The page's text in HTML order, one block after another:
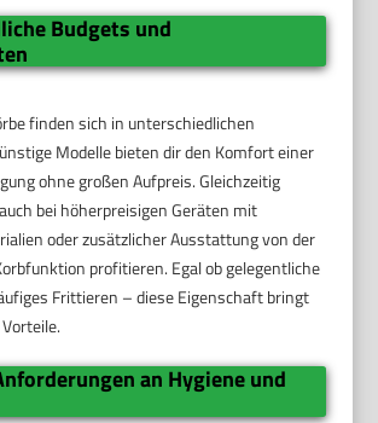
Budgets und
finden sich in unterschiedlichen
Modelle bieten dir den Komfort einer
ohne großen Aufpreis. Gleichzeitig
bei höherpreisigen Geräten mit
oder zusätzlicher Ausstattung von der
profitieren. Egal ob gelegentliche
Frittieren – diese Eigenschaft bringt
an Hygiene und